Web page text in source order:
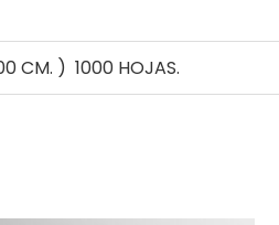
CM. ) 1000 HOJAS.